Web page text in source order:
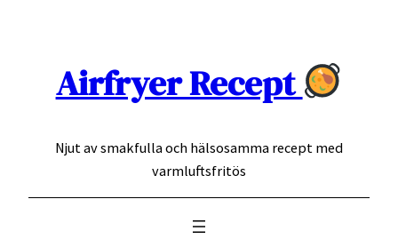
Airfryer Recept
Njut av smakfulla och hälsosamma recept med
varmluftsfritös